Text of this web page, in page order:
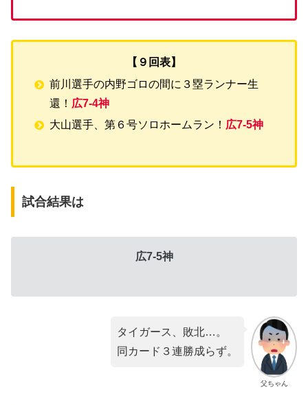
【９回表】
前川選手の内野ゴロの間に３塁ランナー生
還！ 広7-4神
大山選手、第６号ソロホームラン！ 広7-5神
試合結果は
広7-5神
父ちゃん
タイガース、敗北…。
同カード３連勝成らず。